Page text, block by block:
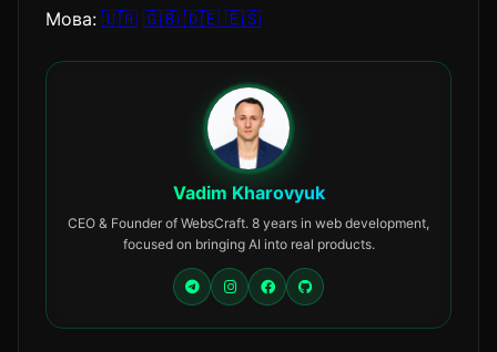
Мова: 🇺🇦 🇬🇧 🇩🇪 🇪🇸
Vadim Kharovyuk
CEO & Founder of WebsCraft. 8 years in web development,
focused on bringing AI into real products.